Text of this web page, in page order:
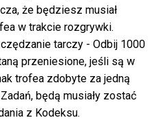
że będziesz musiał
w trakcie rozgrywki.
tarczy - Odbij 1000
przeniesione, jeśli są w
trofea zdobyte za jedną
będą musiały zostać
z Kodeksu.